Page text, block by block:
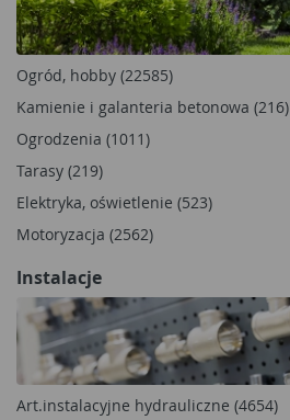
Ogród, hobby (22585)
Kamienie i galanteria betonowa (216)
Ogrodzenia (1011)
Tarasy (219)
Elektryka, oświetlenie (523)
Motoryzacja (2562)
Instalacje
Art.instalacyjne hydrauliczne (4654)